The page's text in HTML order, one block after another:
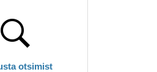
otsimist